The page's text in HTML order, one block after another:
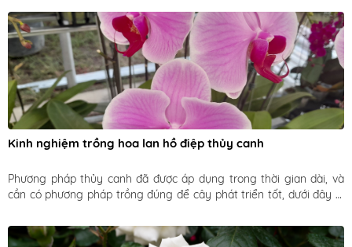
dấu ấn riêng.
Kinh nghiệm trồng hoa lan hồ điệp thủy canh
Phương pháp thủy canh đã được áp dụng trong thời gian dài, và
cần có phương pháp trồng đúng để cây phát triển tốt, dưới đây là
canh để bạn tham khảo.